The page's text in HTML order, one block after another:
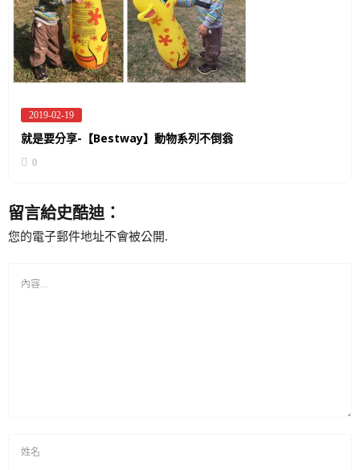
Posted
2019-02-19
就是要分享-【Bestway】動物系列不倒翁
0
留言給史酷迪：
您的電子郵件地址不會被公開.